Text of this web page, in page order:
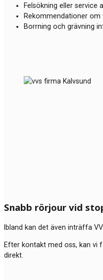
Felsökning eller service
Rekommendationer om
Borrning och grävning
Snabb rörjour vid
Ibland kan det även inträffa
Efter kontakt med oss, kan vi
direkt.